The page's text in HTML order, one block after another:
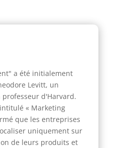
a été initialement
Levitt, un
d'Harvard.
« Marketing
que les entreprises
uniquement sur
de leurs produits et